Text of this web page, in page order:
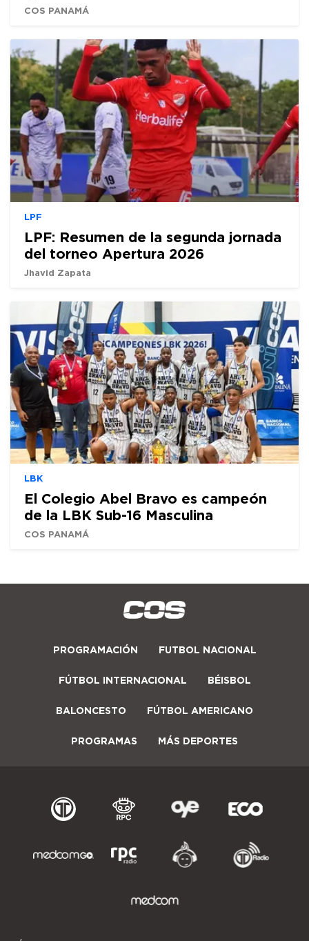
COS PANAMÁ
LPF
LPF: Resumen de la segunda jornada
del torneo Apertura 2026
Jhavid Zapata
LBK
El Colegio Abel Bravo es campeón
de la LBK Sub-16 Masculina
COS PANAMÁ
PROGRAMACIÓN FUTBOL NACIONAL
FÚTBOL INTERNACIONAL BÉISBOL
BALONCESTO FÚTBOL AMERICANO
PROGRAMAS MÁS DEPORTES